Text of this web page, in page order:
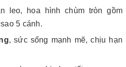
leo, hoa hình chùm tròn gồm
5 cánh.
, sức sống mạnh mẽ, chịu hạn